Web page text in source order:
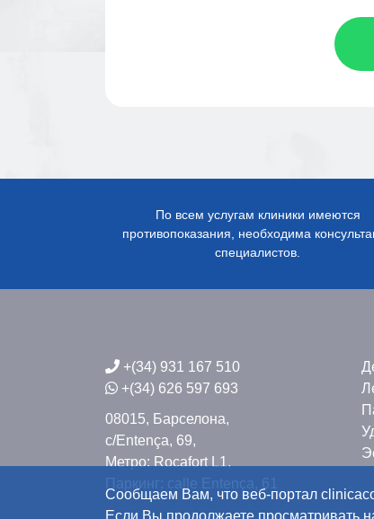
По всем услугам клиники имеются
противопоказания, необходима
специалистов.
+(34) 931 167 510
+(34) 626 597 693
08015, Барселона,
c/Entença, 69,
Метро: Rocafort L1,
Сообщаем Вам, что веб-портал
Если Вы продолжаете просматривать